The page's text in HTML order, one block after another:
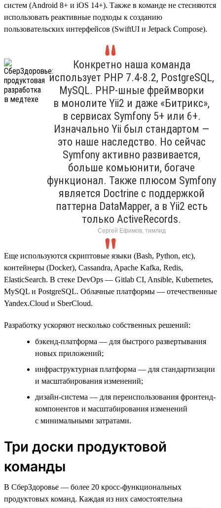
систем (Android 8+ и iOS 14+). Также в команде не стесняются
использовать реактивные подходы к созданию
пользовательских интерфейсов (SwiftUI и Jetpack Compose).
Конкретно наша команда
использует PHP 7.4‑8.2, PostgreSQL,
MySQL. PHP-шные фреймворки
в монолите Yii2 и даже «Битрикс»,
в сервисах Symfony 5+ или 6+.
Изначально Yii был стандартом —
это наше наследство. Но сейчас
Symfony активно развивается,
больше комьюнити, богаче
функционал. Также плюсом Symfony
является Doctrine с поддержкой
паттерна DataMapper, а в Yii2 есть
только ActiveRecords.
Сергей Ефимов, тимлид
Еще используются скриптовые языки (Bash, Python, etc),
контейнеры (Docker), Cassandra, Apache Kafka, Redis,
ElasticSearch. В стеке DevOps — Gitlab CI, Ansible, Kubernetes,
MySQL и PostgreSQL. Облачные платформы — отечественные
Yandex.Cloud и SberCloud.
Разработку ускоряют несколько собственных решений:
бэкенд-платформа — для быстрого развертывания
новых приложений;
инфраструктурная платформа — для стандартизации
и масштабирования изменений;
дизайн-система — для переиспользования фронтенд-
компонентов и масштабирования изменений
с минимальными затратами.
Три доски продуктовой
команды
В СберЗдоровье — более 20 кросс-функциональных
продуктовых команд. Каждая из них самостоятельна